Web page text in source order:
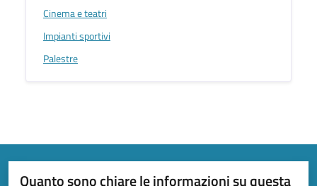
Cinema e teatri
Impianti sportivi
Palestre
Quanto sono chiare le informazioni su questa